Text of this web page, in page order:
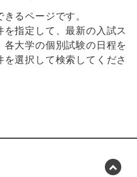
るページです。
指定して、最新の入試ス
大学の個別試験の日程を
選択して検索してくださ